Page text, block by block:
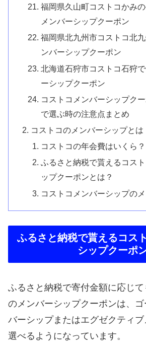
福岡県久山町コストコかみ
メンバーシップクーポン
福岡県北九州市コストコ北
ンバーシップクーポン
北海道石狩市コストコ石狩
ーシップクーポン
コストコメンバーシップク
で選ぶ時の注意点まとめ
コストコのメンバーシップとは
コストコの年会費はいくら？
ふるさと納税で貰えるコス
ップクーポンとは？
コストコメンバーシップの
ふるさと納税で貰えるコス
シップクーポ
ふるさと納税で寄付金額に応じ
のメンバーシップクーポンは、
バーシップまたはエグゼクティ
選べるようになっています。